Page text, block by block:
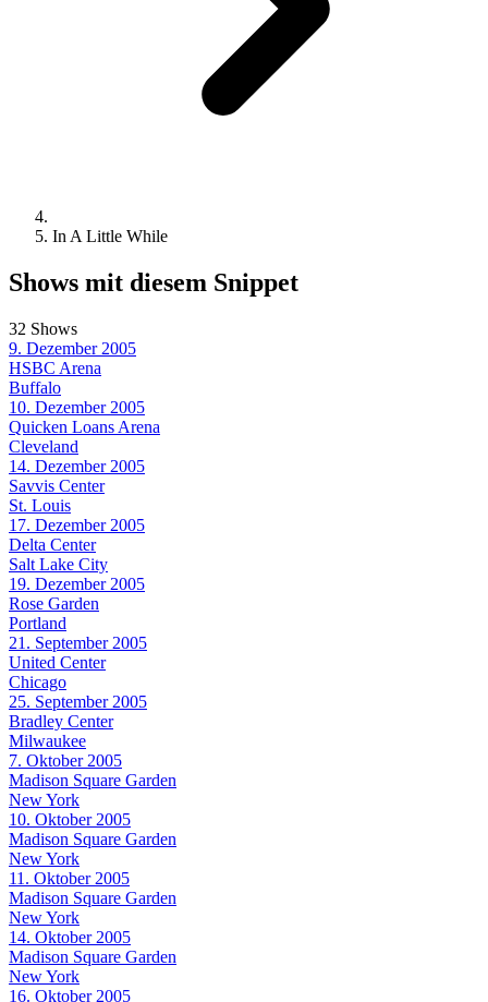
In A Little While
Shows mit diesem Snippet
32 Shows
9. Dezember 2005
HSBC Arena
Buffalo
10. Dezember 2005
Quicken Loans Arena
Cleveland
14. Dezember 2005
Savvis Center
St. Louis
17. Dezember 2005
Delta Center
Salt Lake City
19. Dezember 2005
Rose Garden
Portland
21. September 2005
United Center
Chicago
25. September 2005
Bradley Center
Milwaukee
7. Oktober 2005
Madison Square Garden
New York
10. Oktober 2005
Madison Square Garden
New York
11. Oktober 2005
Madison Square Garden
New York
14. Oktober 2005
Madison Square Garden
New York
16. Oktober 2005